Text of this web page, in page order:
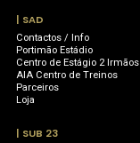
| SAD
Contactos / Info
Portimão Estádio
Centro de Estágio 2 Irmãos
AIA Centro de Treinos
Parceiros
Loja
| SUB 23